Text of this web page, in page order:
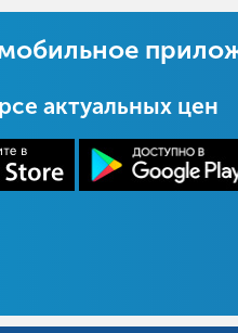
актуальных цен